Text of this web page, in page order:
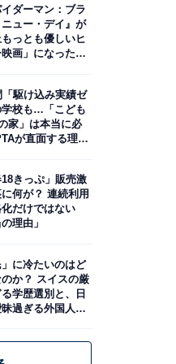
イダーマン：ブラ
ュー・デイ』が
もっとも優しいヒ
画」になった理
「駆け込み実績ゼ
学校も…「こども
家」は本当に必
が直面する理想
18きっぷ」販売激
何が？ 連続利用
だけではない
の理由」
」に冷たいのはど
か？ スイスの厳
学歴選別と、日
過ぎる外国人政